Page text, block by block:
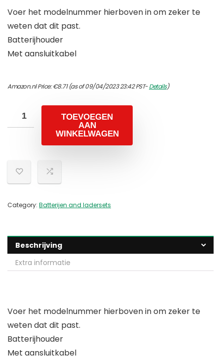
Voer het modelnummer hierboven in om zeker te
weten dat dit past.
Batterijhouder
Met aansluitkabel
Amazon.nl Price:€8.71(as of 09/04/2023 23:42 PST-Details)
TOEVOEGEN
AAN
WINKELWAGEN
Category: Batterijen and ladersets
Beschrijving
Extra informatie
Voer het modelnummer hierboven in om zeker te
weten dat dit past.
Batterijhouder
Met aansluitkabel